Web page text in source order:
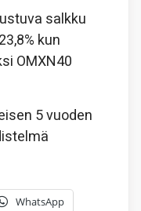
salkku
kun
OMXN40
5 vuoden
WhatsApp